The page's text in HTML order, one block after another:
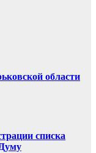
области
списка